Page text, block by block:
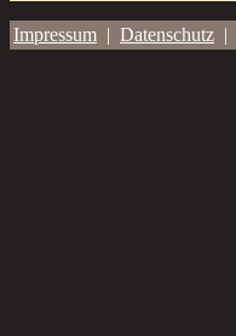
Impressum | Datenschutz |